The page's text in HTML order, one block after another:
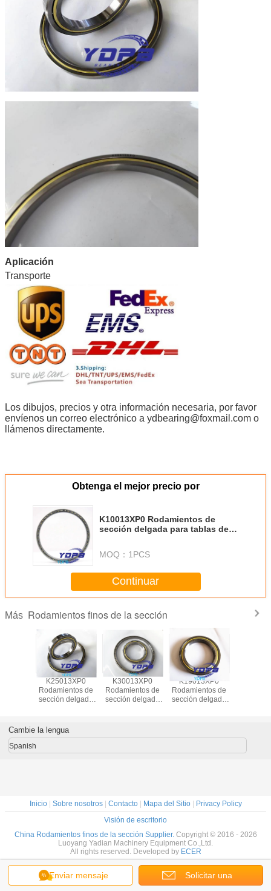
Aplicación
Transporte
Los dibujos, precios y otra información necesaria, por favor
envíenos un correo electrónico a ydbearing@foxmail.com o
llámenos directamente.
Obtenga el mejor precio por
K10013XP0 Rodamientos de
sección delgada para tablas de
inoxidable
MOQ： 1PCS
Continuar
Más Rodamientos finos de la sección
a
acero
K25013XP0
Rodamientos de
sección delgada
Cajilla de latón
Rodamientos a
inoxidable
K30013XP0
Rodamientos de
sección delgada
Rodamientos a
inoxidable
K19013XP0
Rodamientos de
sección delgada
Rodamientos a
inoxidable
Enviar mensaje Solicitar una
Cambie la lengua
Spanish
Inicio| Sobre nosotros| Contacto| Mapa del Sitio| Privacy Policy
Visión de escritorio
China Rodamientos finos de la sección Supplier. Copyright © 2016 - 2026
Luoyang Yadian Machinery Equipment Co.,Ltd.
All rights reserved. Developed by ECER